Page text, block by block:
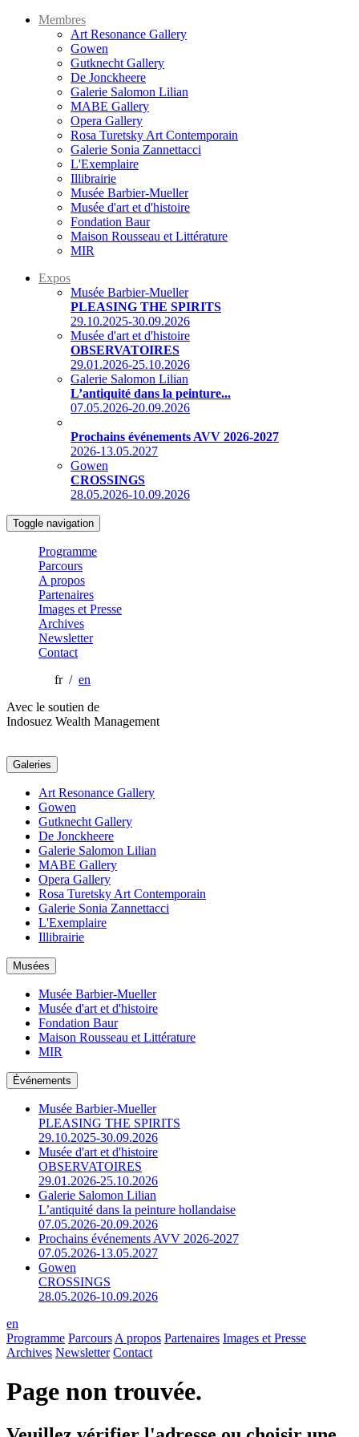
Membres
Art Resonance Gallery
Gowen
Gutknecht Gallery
De Jonckheere
Galerie Salomon Lilian
MABE Gallery
Opera Gallery
Rosa Turetsky Art Contemporain
Galerie Sonia Zannettacci
L'Exemplaire
Illibrairie
Musée Barbier-Mueller
Musée d'art et d'histoire
Fondation Baur
Maison Rousseau et Littérature
MIR
Expos
Musée Barbier-Mueller
PLEASING THE SPIRITS
29.10.2025-30.09.2026
Musée d'art et d'histoire
OBSERVATOIRES
29.01.2026-25.10.2026
Galerie Salomon Lilian
L’antiquité dans la peinture...
07.05.2026-20.09.2026
Prochains événements AVV 2026-2027
2026-13.05.2027
Gowen
CROSSINGS
28.05.2026-10.09.2026
Toggle navigation
Programme
Parcours
A propos
Partenaires
Images et Presse
Archives
Newsletter
Contact
fr / en
Avec le soutien de
Indosuez Wealth Management
Galeries
Art Resonance Gallery
Gowen
Gutknecht Gallery
De Jonckheere
Galerie Salomon Lilian
MABE Gallery
Opera Gallery
Rosa Turetsky Art Contemporain
Galerie Sonia Zannettacci
L'Exemplaire
Illibrairie
Musées
Musée Barbier-Mueller
Musée d'art et d'histoire
Fondation Baur
Maison Rousseau et Littérature
MIR
Événements
Musée Barbier-Mueller
PLEASING THE SPIRITS
29.10.2025-30.09.2026
Musée d'art et d'histoire
OBSERVATOIRES
29.01.2026-25.10.2026
Galerie Salomon Lilian
L’antiquité dans la peinture hollandaise
07.05.2026-20.09.2026
Prochains événements AVV 2026-2027
07.05.2026-13.05.2027
Gowen
CROSSINGS
28.05.2026-10.09.2026
en
Programme Parcours A propos Partenaires Images et Presse
Archives Newsletter Contact
Page non trouvée.